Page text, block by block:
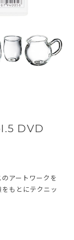
DVD
アートワークを
もとにテクニッ